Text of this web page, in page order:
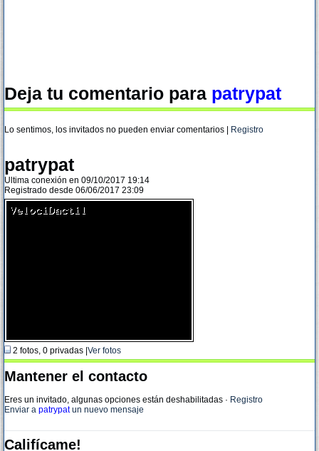
Deja tu comentario para patrypat
Lo sentimos, los invitados no pueden enviar comentarios | Registro
patrypat
Ultima conexión en 09/10/2017 19:14
Registrado desde 06/06/2017 23:09
2 fotos, 0 privadas | Ver fotos
Mantener el contacto
Eres un invitado, algunas opciones están deshabilitadas · Registro
Enviar a patrypatun nuevo mensaje
Califícame!